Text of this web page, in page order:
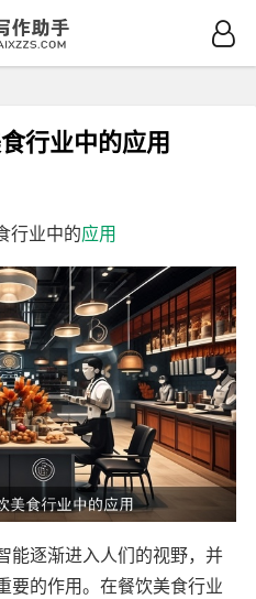
行业中的应用
行业中的应用
能逐渐进入人们的视野，并
要的作用。在餐饮美食行业